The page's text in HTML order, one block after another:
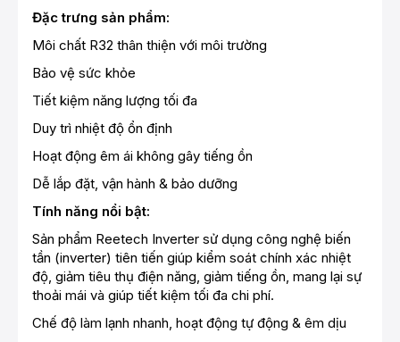
Đặc trưng sản phẩm:
Môi chất R32 thân thiện với môi trường
Bảo vệ sức khỏe
Tiết kiệm năng lượng tối đa
Duy trì nhiệt độ ổn định
Hoạt động êm ái không gây tiếng ồn
Dễ lắp đặt, vận hành & bảo dưỡng
Tính năng nổi bật:
Sản phẩm Reetech Inverter sử dụng công nghệ biến
tần (inverter) tiên tiến giúp kiểm soát chính xác nhiệt
độ, giảm tiêu thụ điện năng, giảm tiếng ồn, mang lại sự
thoải mái và giúp tiết kiệm tối đa chi phí.
Chế độ làm lạnh nhanh, hoạt động tự động & êm dịu